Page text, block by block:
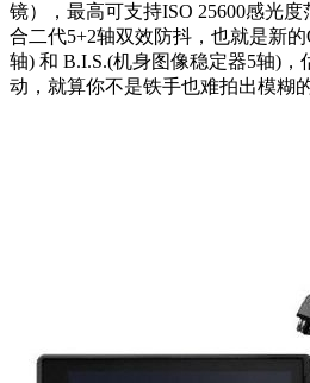
镜），最高可支持ISO 25600感光
合二代5+2轴双效防抖，也就是新
轴) 和 B.I.S.(机身图像稳定器5轴)，
动，就算你不是铁手也难拍出模糊